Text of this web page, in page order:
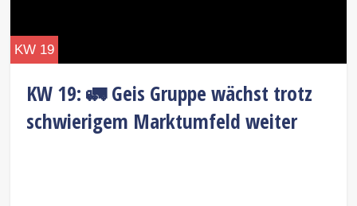
KW 19: 🚛 Geis Gruppe wächst trotz
schwierigem Marktumfeld weiter
KW 19